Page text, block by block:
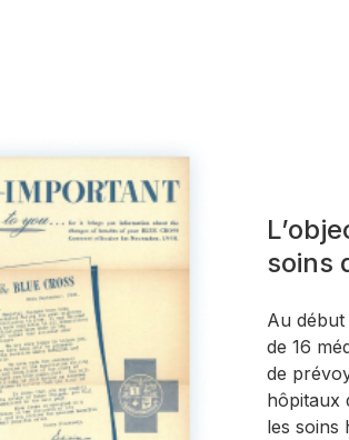
soins
Au
de 16
de
hôpitaux
les soins